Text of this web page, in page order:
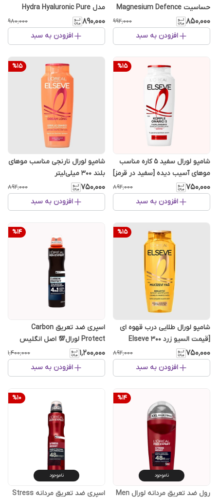
حساسیت Magnesium Defence
لورال
۸۵۰٬۰۰۰ ۹۹۲٬۰۰۰
افزودن به سبد
مدل Hydra Hyaluronic Pure
۸۹۰٬۰۰۰ ۹۸۰٬۰۰۰
افزودن به سبد
%15
شامپو لورال سفید ۵ کاره مناسب
موهای آسیب دیده [سفید در قرمز]
۳۰۰ میلی‌لیتر
۷۵۰٬۰۰۰ ۸۹۲٬۰۰۰
افزودن به سبد
%15
شامپو لورال نارنجی مناسب موهای
بلند ۳۰۰ میلی‌لیتر
۷۵۰٬۰۰۰ ۸۹۲٬۰۰۰
افزودن به سبد
%15
شامپو لورال طلایی درب قهوه ای
[قیمت السیو زرد Elseve ۳۰۰
میلی‌لیتر مناسب موی خشک]
۷۵۰٬۰۰۰ ۸۹۲٬۰۰۰
افزودن به سبد
%14
اسپری ضد تعریق Carbon
Protect لورال💯 اصل انگلیس
۱٬۲۰۰٬۰۰۰ ۱٬۴۰۰٬۰۰۰
افزودن به سبد
%14
ناموجود
رول ضد تعریق مردانه لورال Men
%10
ناموجود
اسپری ضد تعریق مردانه Stress